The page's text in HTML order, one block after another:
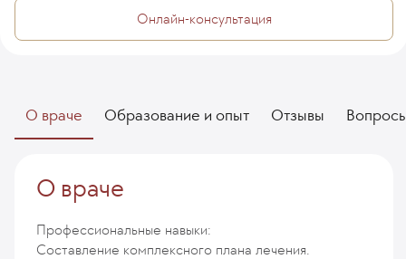
Онлайн-консультация
О враче Образование и опыт Отзывы
О враче
Профессиональные навыки:
Составление комплексного плана лечения.